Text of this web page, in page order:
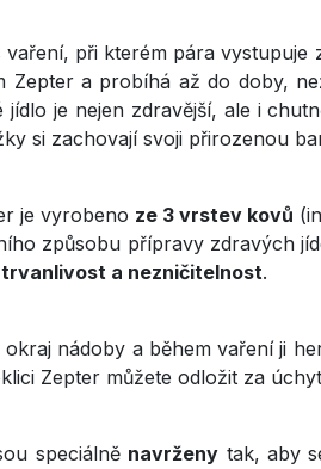
při kterém pára
Zepter a probíhá až do doby,
jídlo je nejen zdravější, ale i
si zachovají svoji přirozenou
je vyrobeno ze 3 vrstev kovů
způsobu přípravy zdravých
a nezničitelnost.
nádoby a během vaření ji
Zepter můžete odložit za
speciálně navrženy tak, aby